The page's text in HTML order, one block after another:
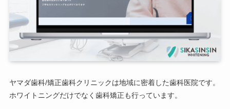
ヤマダ歯科/矯正歯科クリニックは地域に密着した歯科医院です。
ホワイトニングだけでなく歯科矯正も行っています。